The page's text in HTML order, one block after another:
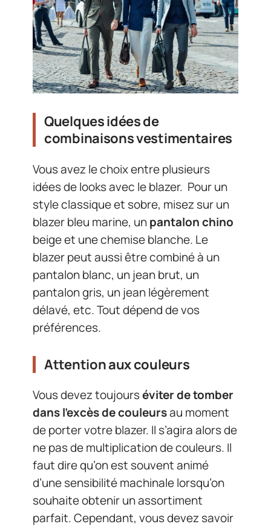
Quelques idées de
combinaisons vestimentaires
Vous avez le choix entre plusieurs
idées de looks avec le blazer. Pour un
style classique et sobre, misez sur un
blazer bleu marine, unpantalon chino
beige et une chemise blanche. Le
blazer peut aussi être combiné à un
pantalon blanc, un jean brut, un
pantalon gris, un jean légèrement
délavé, etc. Tout dépend de vos
préférences.
Attention aux couleurs
Vous devez toujourséviter de tomber
dans l’excès de couleursau moment
de porter votre blazer. Il s’agira alors de
ne pas de multiplication de couleurs. Il
faut dire qu’on est souvent animé
d’une sensibilité machinale lorsqu’on
souhaite obtenir un assortiment
parfait. Cependant, vous devez savoir